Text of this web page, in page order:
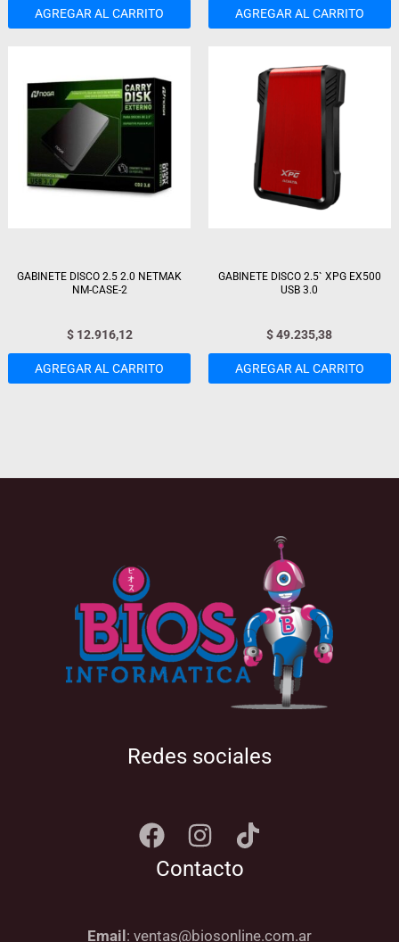
AGREGAR AL CARRITO AGREGAR AL CARRITO
GABINETE DISCO 2.5 2.0 NETMAK
NM-CASE-2
$12.916,12
AGREGAR AL CARRITO
GABINETE DISCO 2.5` XPG EX500
USB 3.0
$49.235,38
AGREGAR AL CARRITO
Redes sociales
Contacto
Email: ventas@biosonline.com.ar